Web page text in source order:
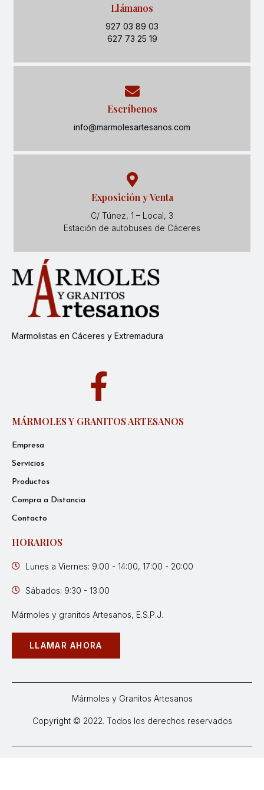
Llámanos
927 03 89 03
627 73 25 19
Escríbenos
info@marmolesartesanos.com
Exposición y Venta
C/ Túnez, 1 – Local, 3
Estación de autobuses de Cáceres
Marmolistas en Cáceres y Extremadura
MÁRMOLES Y GRANITOS ARTESANOS
Empresa
Servicios
Productos
Compra a Distancia
Contacto
HORARIOS
Lunes a Viernes: 9:00 - 14:00, 17:00 - 20:00
Sábados: 9:30 - 13:00
Mármoles y granitos Artesanos, E.S.P.J.
LLAMAR AHORA
Mármoles y Granitos Artesanos
Copyright © 2022. Todos los derechos reservados